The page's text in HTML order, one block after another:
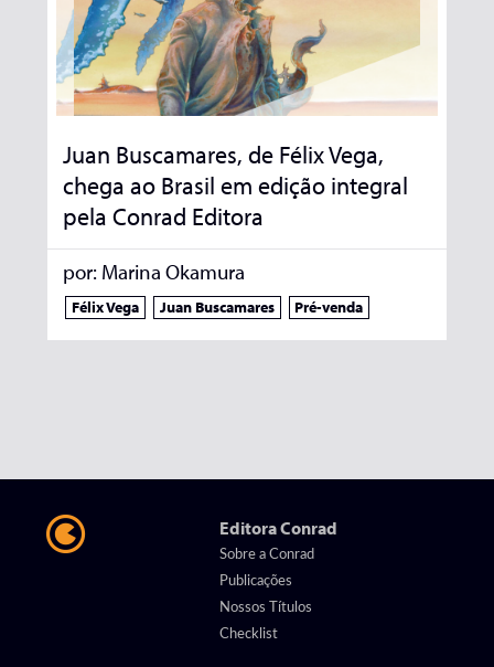
Juan Buscamares, de Félix Vega,
chega ao Brasil em edição integral
pela Conrad Editora
por: Marina Okamura
Félix Vega Juan Buscamares Pré-venda
Editora Conrad
Sobre a Conrad
Publicações
Nossos Títulos
Checklist